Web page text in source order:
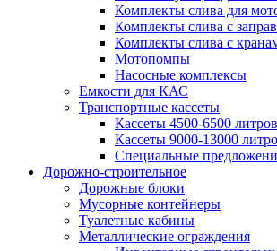
Комплекты слива для
Комплекты слива с
Комплекты слива с
Мотопомпы
Насосные комплексы
Емкости для КАС
Транспортные кассеты
Кассеты 4500-6500 литров
Кассеты 9000-13000
Специальные
Дорожно-строительное
Дорожные блоки
Мусорные контейнеры
Туалетные кабины
Металлические ограждения